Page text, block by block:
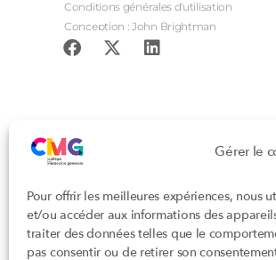
Gérer le
Pour offrir les meilleures expériences, nous
et/ou accéder aux informations des
traiter des données telles que le
pas consentir ou de retirer son
Conditions générales d'utilisation
Conception : John Brightman